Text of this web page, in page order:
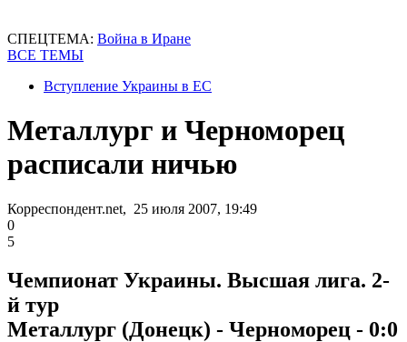
СПЕЦТЕМА: Война в Иране
ВСЕ ТЕМЫ
Вступление Украины в ЕС
Металлург и Черноморец
расписали ничью
Корреспондент.net, 25 июля 2007, 19:49
0
5
Чемпионат Украины. Высшая лига. 2-
й тур
Металлург (Донецк) - Черноморец - 0:0